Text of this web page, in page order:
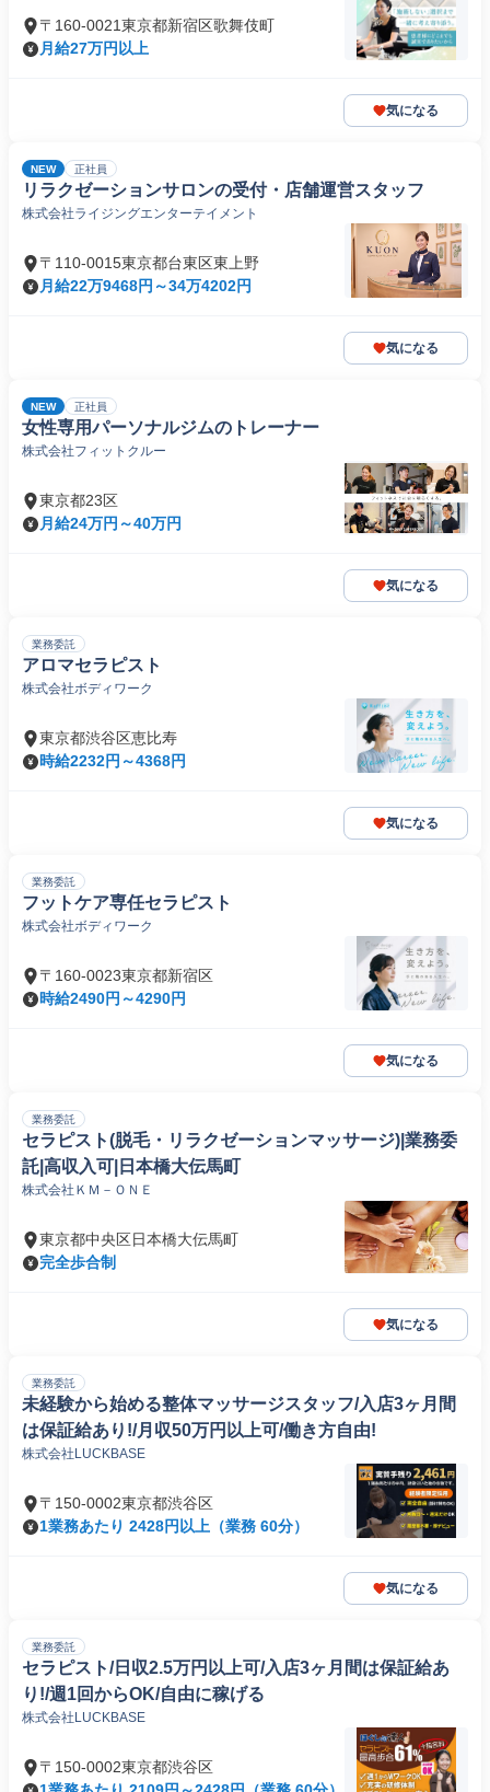
〒160-0021東京都新宿区歌舞伎町
月給27万円以上
気になる
NEW 正社員
リラクゼーションサロンの受付・店舗運営スタッフ
株式会社ライジングエンターテイメント
〒110-0015東京都台東区東上野
月給22万9468円～34万4202円
気になる
NEW 正社員
女性専用パーソナルジムのトレーナー
株式会社フィットクルー
東京都23区
月給24万円～40万円
気になる
業務委託
アロマセラピスト
株式会社ボディワーク
東京都渋谷区恵比寿
時給2232円～4368円
気になる
業務委託
フットケア専任セラピスト
株式会社ボディワーク
〒160-0023東京都新宿区
時給2490円～4290円
気になる
業務委託
セラピスト(脱毛・リラクゼーションマッサージ)|業務委
託|高収入可|日本橋大伝馬町
株式会社ＫＭ－ＯＮＥ
東京都中央区日本橋大伝馬町
完全歩合制
気になる
業務委託
未経験から始める整体マッサージスタッフ/入店3ヶ月間
は保証給あり!/月収50万円以上可/働き方自由!
株式会社LUCKBASE
〒150-0002東京都渋谷区
1業務あたり 2428円以上（業務 60分）
気になる
業務委託
セラピスト/日収2.5万円以上可/入店3ヶ月間は保証給あ
り!/週1回からOK/自由に稼げる
株式会社LUCKBASE
〒150-0002東京都渋谷区